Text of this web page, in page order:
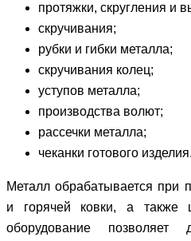
протяжки, скругления и
скручивания;
рубки и гибки металла;
скручивания колец;
уступов металла;
производства волют;
рассечки металла;
чеканки готового изделия.
Металл обрабатывается при
и горячей ковки, а также
оборудование